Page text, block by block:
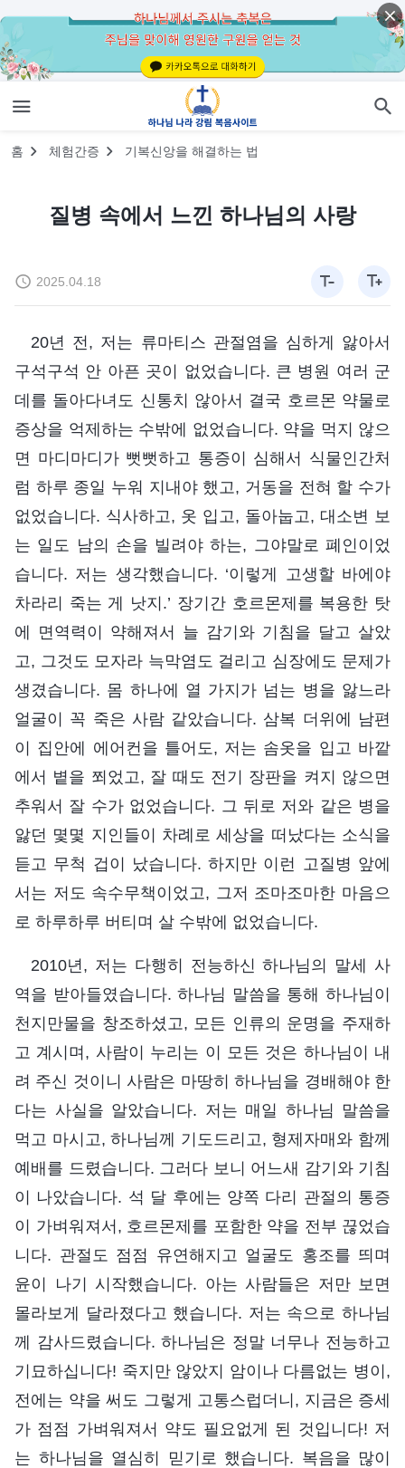
홈 체험간증 기복신앙을 해결하는 법
질병 속에서 느낀 하나님의 사랑
2025.04.18
20년 전, 저는 류마티스 관절염을 심하게 앓아서
구석구석 안 아픈 곳이 없었습니다. 큰 병원 여러 군
데를 돌아다녀도 신통치 않아서 결국 호르몬 약물로
증상을 억제하는 수밖에 없었습니다. 약을 먹지 않으
면 마디마디가 뻣뻣하고 통증이 심해서 식물인간처
럼 하루 종일 누워 지내야 했고, 거동을 전혀 할 수가
없었습니다. 식사하고, 옷 입고, 돌아눕고, 대소변 보
는 일도 남의 손을 빌려야 하는, 그야말로 폐인이었
습니다. 저는 생각했습니다. ‘이렇게 고생할 바에야
차라리 죽는 게 낫지.’ 장기간 호르몬제를 복용한 탓
에 면역력이 약해져서 늘 감기와 기침을 달고 살았
고, 그것도 모자라 늑막염도 걸리고 심장에도 문제가
생겼습니다. 몸 하나에 열 가지가 넘는 병을 앓느라
얼굴이 꼭 죽은 사람 같았습니다. 삼복 더위에 남편
이 집안에 에어컨을 틀어도, 저는 솜옷을 입고 바깥
에서 볕을 쬐었고, 잘 때도 전기 장판을 켜지 않으면
추워서 잘 수가 없었습니다. 그 뒤로 저와 같은 병을
앓던 몇몇 지인들이 차례로 세상을 떠났다는 소식을
듣고 무척 겁이 났습니다. 하지만 이런 고질병 앞에
서는 저도 속수무책이었고, 그저 조마조마한 마음으
로 하루하루 버티며 살 수밖에 없었습니다.
2010년, 저는 다행히 전능하신 하나님의 말세 사
역을 받아들였습니다. 하나님 말씀을 통해 하나님이
천지만물을 창조하셨고, 모든 인류의 운명을 주재하
고 계시며, 사람이 누리는 이 모든 것은 하나님이 내
려 주신 것이니 사람은 마땅히 하나님을 경배해야 한
다는 사실을 알았습니다. 저는 매일 하나님 말씀을
먹고 마시고, 하나님께 기도드리고, 형제자매와 함께
예배를 드렸습니다. 그러다 보니 어느새 감기와 기침
이 나았습니다. 석 달 후에는 양쪽 다리 관절의 통증
이 가벼워져서, 호르몬제를 포함한 약을 전부 끊었습
니다. 관절도 점점 유연해지고 얼굴도 홍조를 띄며
윤이 나기 시작했습니다. 아는 사람들은 저만 보면
몰라보게 달라졌다고 했습니다. 저는 속으로 하나님
께 감사드렸습니다. 하나님은 정말 너무나 전능하고
기묘하십니다! 죽지만 않았지 암이나 다름없는 병이,
전에는 약을 써도 그렇게 고통스럽더니, 지금은 증세
가 점점 가벼워져서 약도 필요없게 된 것입니다! 저
는 하나님을 열심히 믿기로 했습니다. 복음을 많이